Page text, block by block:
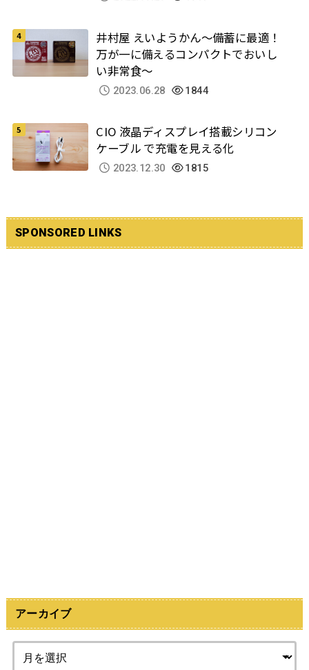
井村屋 えいようかん～備蓄に最適！
万が一に備えるコンパクトでおいし
い非常食～
2023.06.28 1844
CIO 液晶ディスプレイ搭載シリコン
ケーブル で充電を見える化
2023.12.30 1815
SPONSORED LINKS
アーカイブ